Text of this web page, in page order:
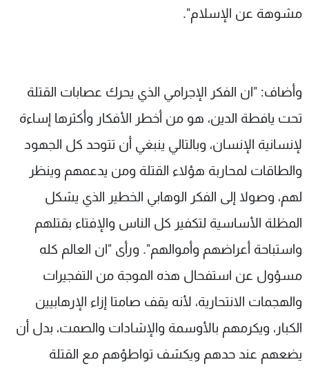
مشوهة عن الإسلام".
وأضاف: "ان الفكر الإجرامي الذي يحرك عصابات القتلة
تحت يافطة الدين، هو من أخطر الأفكار وأكثرها إساءة
لإنسانية الإنسان، وبالتالي ينبغي أن تتوحد كل الجهود
والطاقات لمحاربة هؤلاء القتلة ومن يدعمهم وينظر
لهم، وصولا إلى الفكر الوهابي الخطير الذي يشكل
المظلة الأساسية لتكفير كل الناس والإفتاء بقتلهم
واستباحة أعراضهم وأموالهم". ورأى "ان العالم كله
مسؤول عن استفحال هذه الموجة من التفجيرات
والهجمات الانتحارية، لأنه يقف صامتا إزاء الإرهابيين
الكبار، ويكرمهم بالأوسمة والإشادات والصمت، بدل أن
يضعهم عند حدهم ويكشف تواطؤهم مع القتلة